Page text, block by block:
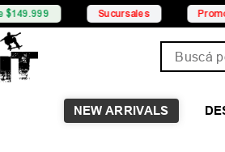
Sucursales Promociones
NEW ARRIVALS